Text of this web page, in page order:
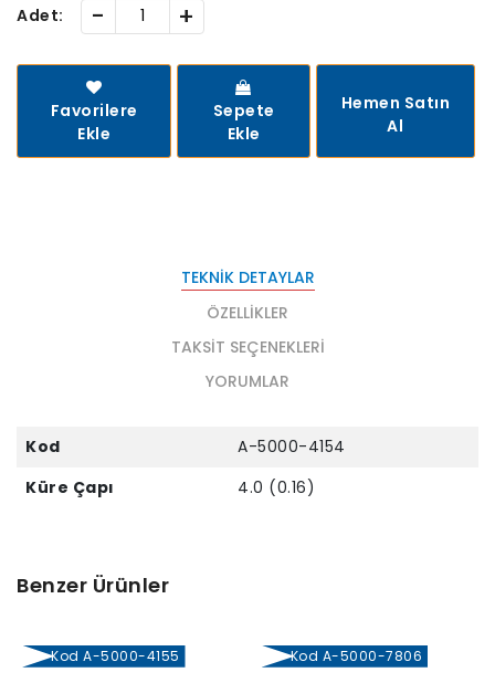
Adet: - +
Favorilere
Ekle
Sepete
Ekle
Hemen Satın
Al
TEKNIK DETAYLAR
ÖZELLIKLER
TAKSIT SEÇENEKLERI
YORUMLAR
Kod
A-5000-4154
Küre Çapı
4.0 (0.16)
Benzer Ürünler
Kod A-5000-4155 Kod A-5000-7806